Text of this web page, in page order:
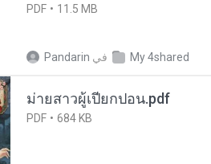
PDF
11.5 MB
Pandarin في My 4shared
ม่ายสาวผู้เปียกปอน.pdf
PDF 684 KB